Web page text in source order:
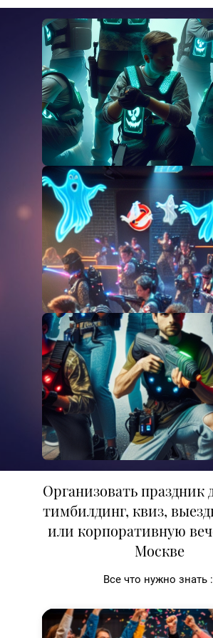
Организовать праздник
тимбилдинг, квиз,
или корпоративную
Москве
Все что нужно знать